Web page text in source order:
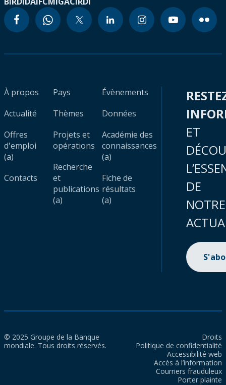
À propos
Actualité
Offres
d'emploi
(a)
Contacts
Pays
Thèmes
Projets et
opérations
Recherche
et
publications
(a)
Évènements
Données
Académie des
connaissances
(a)
Fiche de
résultats
(a)
ET
DE
NOTRE
© 2025 Groupe de la Banque
mondiale. Tous droits réservés.
Droits
Politique de confidentialité
Accessibilité web
Accès à l’information
Courriers frauduleux
Porter plainte